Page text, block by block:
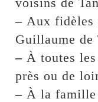
– Aux fidèles
Guillaume de
– À toutes
près ou de
– À la famille